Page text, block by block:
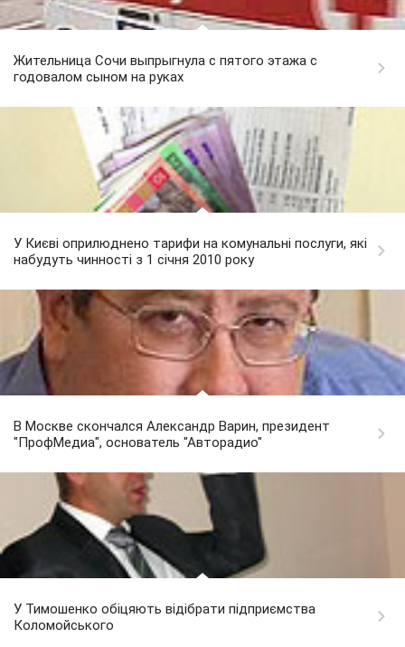
Жительница Сочи выпрыгнула с пятого этажа с
годовалом сыном на руках
У Києві оприлюднено тарифи на комунальні послуги, які
набудуть чинності з 1 січня 2010 року
В Москве скончался Александр Варин, президент
"ПрофМедиа", основатель "Авторадио"
У Тимошенко обіцяють відібрати підприємства
Коломойського